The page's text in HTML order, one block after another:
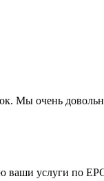
Мы очень
ваши услуги по